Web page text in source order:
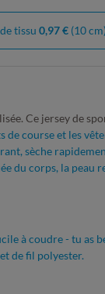
tissu 0,97 € (10 cm)
Ce jersey de
de course et les
sèche
du corps, la peau
à coudre - tu as
de fil polyester.